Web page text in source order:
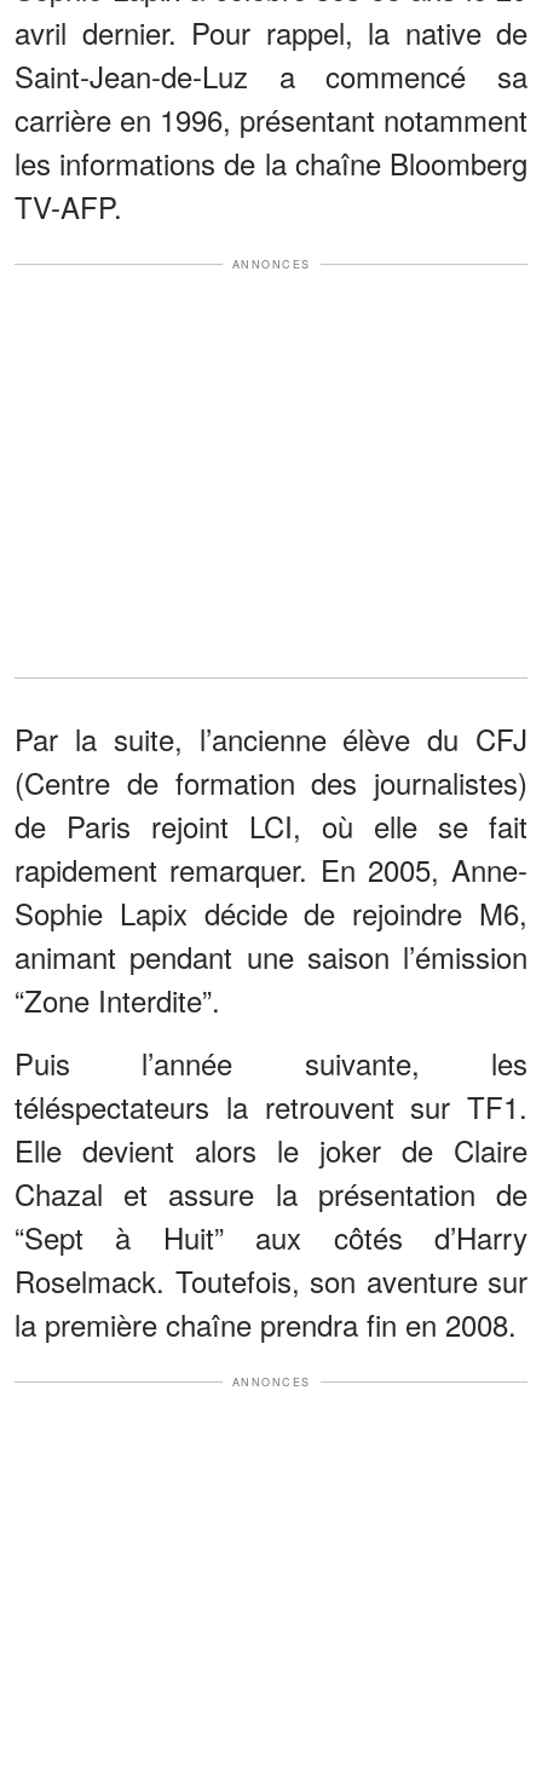
avril dernier. Pour rappel, la native de
Saint-Jean-de-Luz a commencé sa
carrière en 1996, présentant notamment
les informations de la chaîne Bloomberg
TV-AFP.
ANNONCES
Par la suite, l’ancienne élève du CFJ
(Centre de formation des journalistes)
de Paris rejoint LCI, où elle se fait
rapidement remarquer. En 2005, Anne-
Sophie Lapix décide de rejoindre M6,
animant pendant une saison l’émission
“Zone Interdite”.
Puis l’année suivante, les
téléspectateurs la retrouvent sur TF1.
Elle devient alors le joker de Claire
Chazal et assure la présentation de
“Sept à Huit” aux côtés d’Harry
Roselmack. Toutefois, son aventure sur
la première chaîne prendra fin en 2008.
ANNONCES